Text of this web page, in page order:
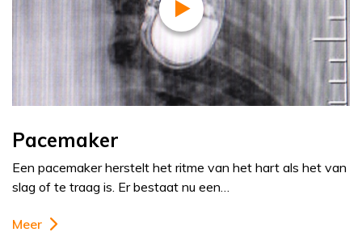
Pacemaker
Een pacemaker herstelt het ritme van het hart als het van
slag of te traag is. Er bestaat nu een…
Meer